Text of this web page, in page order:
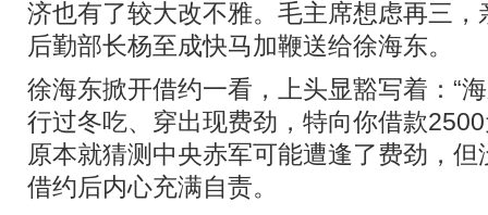
济也有了较大改不雅。毛主席想虑再三
后勤部长杨至成快马加鞭送给徐海东。
徐海东掀开借约一看，上头显豁写着：“
行过冬吃、穿出现费劲，特向你借款
原本就猜测中央赤军可能遭逢了费劲，
借约后内心充满自责。